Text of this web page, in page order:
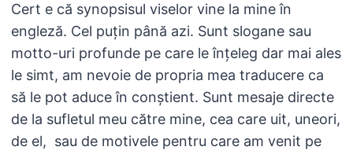
Cert e că synopsisul viselor vine la mine în
engleză. Cel puțin până azi. Sunt slogane sau
motto-uri profunde pe care le înțeleg dar mai ales
le simt, am nevoie de propria mea traducere ca
să le pot aduce în conștient. Sunt mesaje directe
de la sufletul meu către mine, cea care uit, uneori,
de el, sau de motivele pentru care am venit pe